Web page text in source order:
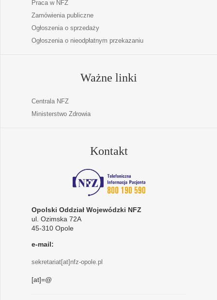
Praca w NFZ
Zamówienia publiczne
Ogłoszenia o sprzedaży
Ogłoszenia o nieodpłatnym przekazaniu
Ważne linki
Centrala NFZ
Ministerstwo Zdrowia
Kontakt
Opolski Oddział Wojewódzki NFZ
ul. Ozimska 72A
45-310 Opole
e-mail:
sekretariat[at]nfz-opole.pl
[at]=@